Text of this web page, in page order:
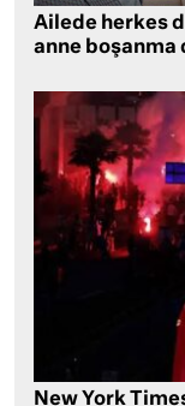
Ailede herkes
anne boşanma
New York